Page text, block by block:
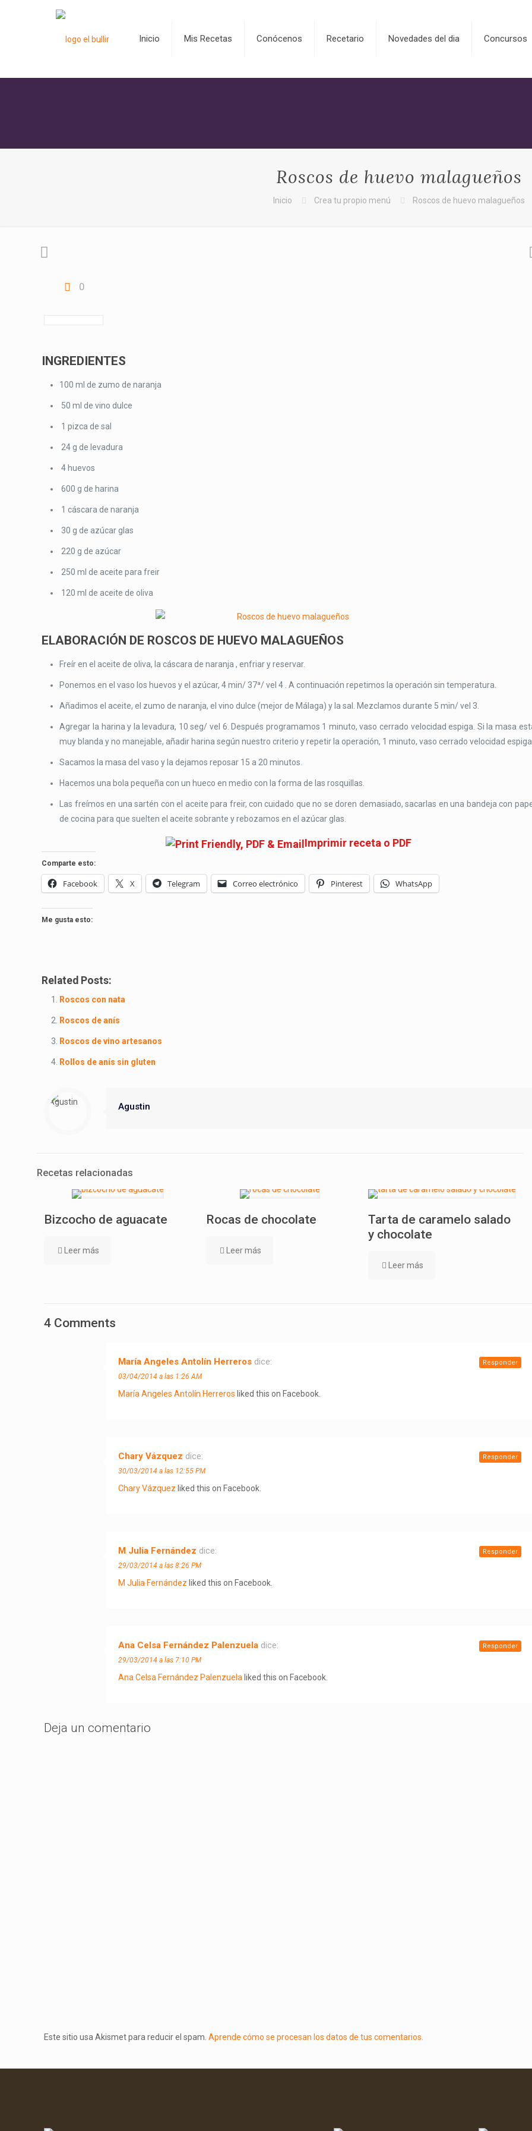
Inicio Mis Recetas Conócenos Recetario Novedades del dia Concursos
Roscos de huevo malagueños
Inicio Crea tu propio menú Roscos de huevo malagueños
0
INGREDIENTES
100 ml de zumo de naranja
50 ml de vino dulce
1 pizca de sal
24 g de levadura
4 huevos
600 g de harina
1 cáscara de naranja
30 g de azúcar glas
220 g de azúcar
250 ml de aceite para freir
120 ml de aceite de oliva
ELABORACIÓN DE ROSCOS DE HUEVO MALAGUEÑOS
Freír en el aceite de oliva, la cáscara de naranja , enfriar y reservar.
Ponemos en el vaso los huevos y el azúcar, 4 min/ 37ª/ vel 4 . A continuación repetimos la operación sin temperatura.
Añadimos el aceite, el zumo de naranja, el vino dulce (mejor de Málaga) y la sal. Mezclamos durante 5 min/ vel 3.
Agregar la harina y la levadura, 10 seg/ vel 6. Después programamos 1 minuto, vaso cerrado velocidad espiga. Si la masa
muy blanda y no manejable, añadir harina según nuestro criterio y repetir la operación, 1 minuto, vaso cerrado velocidad
Sacamos la masa del vaso y la dejamos reposar 15 a 20 minutos.
Hacemos una bola pequeña con un hueco en medio con la forma de las rosquillas.
Las freímos en una sartén con el aceite para freir, con cuidado que no se doren demasiado, sacarlas en una bandeja con
de cocina para que suelten el aceite sobrante y rebozamos en el azúcar glas.
Imprimir receta o PDF
Comparte esto:
Facebook X Telegram Correo electrónico Pinterest WhatsApp
Me gusta esto:
Related Posts:
Roscos con nata
Roscos de anís
Roscos de vino artesanos
Rollos de anís sin gluten
Agustin
Recetas relacionadas
Bizcocho de aguacate
Leer más
Rocas de chocolate
Leer más
Tarta de caramelo salado
y chocolate
Leer más
4 Comments
María Angeles Antolín Herreros dice:
03/04/2014 a las 1:26 AM
María Angeles Antolín Herreros liked this on Facebook.
Responder
Chary Vázquez dice:
30/03/2014 a las 12:55 PM
Chary Vázquez liked this on Facebook.
Responder
M Julia Fernández dice:
29/03/2014 a las 8:26 PM
M Julia Fernández liked this on Facebook.
Responder
Ana Celsa Fernández Palenzuela dice:
29/03/2014 a las 7:10 PM
Ana Celsa Fernández Palenzuela liked this on Facebook.
Responder
Deja un comentario
Este sitio usa Akismet para reducir el spam. Aprende cómo se procesan los datos de tus comentarios.